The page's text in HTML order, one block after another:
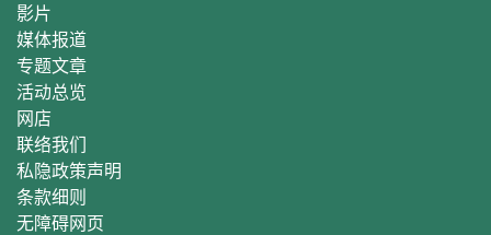
影片
媒体报道
专题文章
活动总览
网店
联络我们
私隐政策声明
条款细则
无障碍网页